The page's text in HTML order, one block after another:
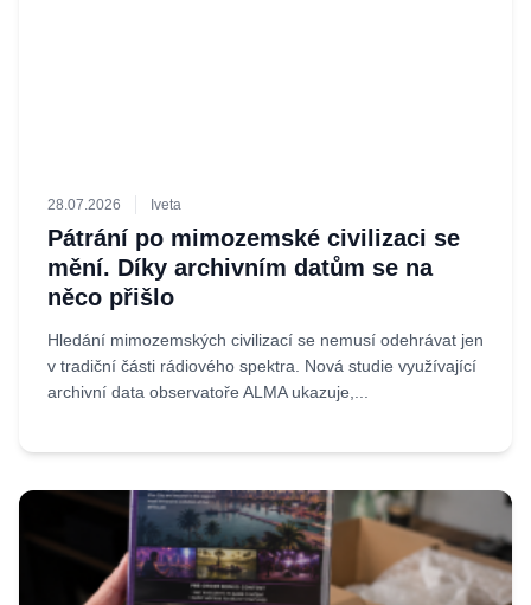
28.07.2026 Iveta
Pátrání po mimozemské civilizaci se
mění. Díky archivním datům se na
něco přišlo
Hledání mimozemských civilizací se nemusí odehrávat jen
v tradiční části rádiového spektra. Nová studie využívající
archivní data observatoře ALMA ukazuje,...